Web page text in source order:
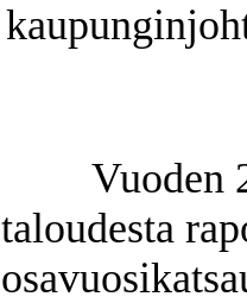
Vuoden
taloudesta